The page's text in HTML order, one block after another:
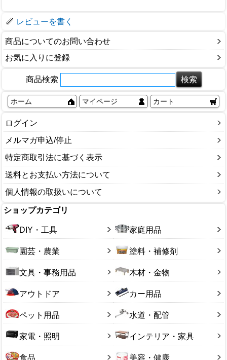
レビューを書く
商品についてのお問い合わせ
お気に入りに登録
商品検索
ホーム マイページ カート
ログイン
メルマガ申込/停止
特定商取引法に基づく表示
送料とお支払い方法について
個人情報の取扱いについて
ショップカテゴリ
DIY・工具 家庭用品
園芸・農業 塗料・補修剤
文具・事務用品 木材・金物
アウトドア カー用品
ペット用品 水道・配管
家電・照明 インテリア・家具
食品 美容・健康